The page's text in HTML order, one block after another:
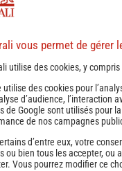
vous permet de gérer
utilise des cookies, y
utilise des cookies pour
d’audience, l’interaction
de Google sont utilisés pour
de nos campagnes
d’entre eux, votre
ou bien tous les accepter, ou
Vous pourrez modifier ce